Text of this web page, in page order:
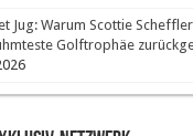
Jug: Warum Scottie
Golftrophäe